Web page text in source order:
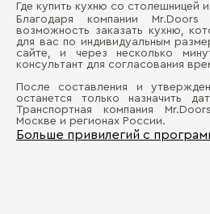
Где купить кухню со столешницей
Благодаря компании
возможность заказать кухню,
для вас по индивидуальным
сайте, и через несколько
консультант для согласования
После составления и
останется только назначить
Транспортная компания
Москве и регионах России.
Больше привилегий с